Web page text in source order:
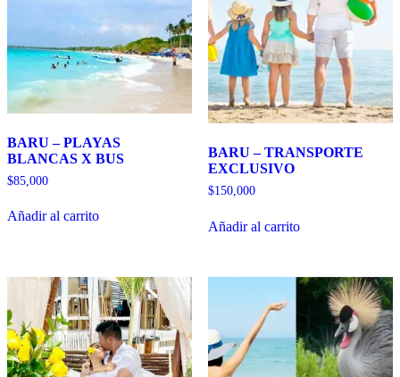
BARU – PLAYAS
BLANCAS X BUS
$85,000
Añadir al carrito
BARU – TRANSPORTE
EXCLUSIVO
$150,000
Añadir al carrito